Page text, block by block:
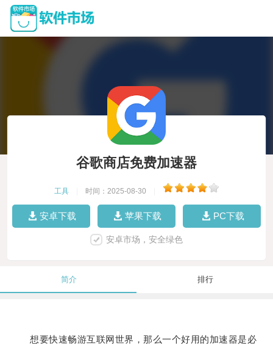
谷歌商店免费加速器
工具 时间：2025-08-30
安卓下载 苹果下载 PC下载
安卓市场，安全绿色
简介 排行
想要快速畅游互联网世界，那么一个好用的加速器是必